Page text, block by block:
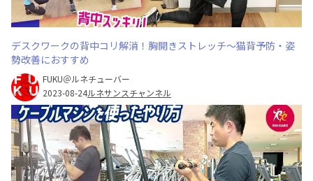
デスクワークの背中コリ解消！胸開きストレッチ〜猫背予防・姿
勢改善におすすめ
FUKU＠ルネチューバー
2023-08-24ルネサンスチャンネル